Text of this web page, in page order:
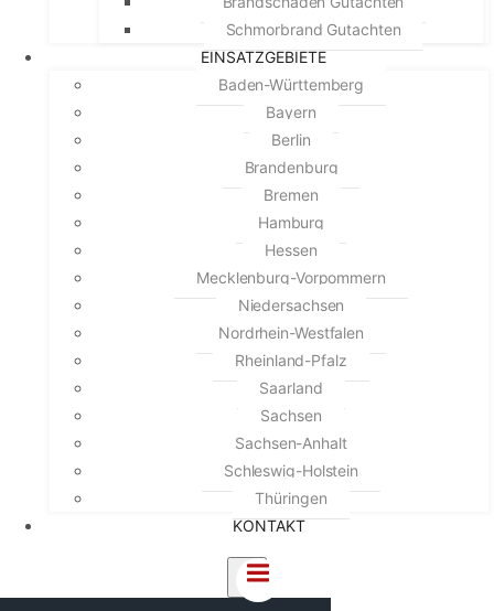
Schmorbrand Gutachten
EINSATZGEBIETE
Baden-Württemberg
Bayern
Berlin
Brandenburg
Bremen
Hamburg
Hessen
Mecklenburg-Vorpommern
Niedersachsen
Nordrhein-Westfalen
Rheinland-Pfalz
Saarland
Sachsen
Sachsen-Anhalt
Schleswig-Holstein
Thüringen
KONTAKT